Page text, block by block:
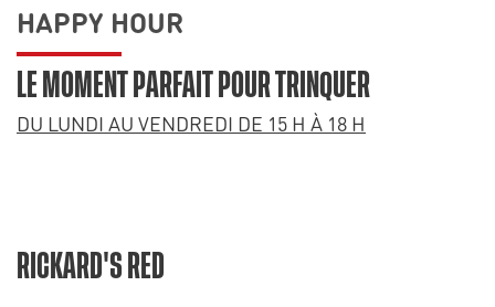
HAPPY HOUR
LE MOMENT PARFAIT POUR TRINQUER
DU LUNDI AU VENDREDI DE 15 H À 18 H
RICKARD'S RED